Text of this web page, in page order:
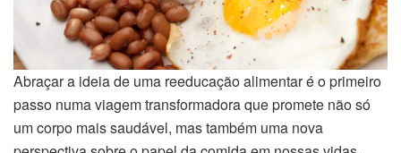
Abraçar a ideia de uma reeducação alimentar é o primeiro
passo numa viagem transformadora que promete não só
um corpo mais saudável, mas também uma nova